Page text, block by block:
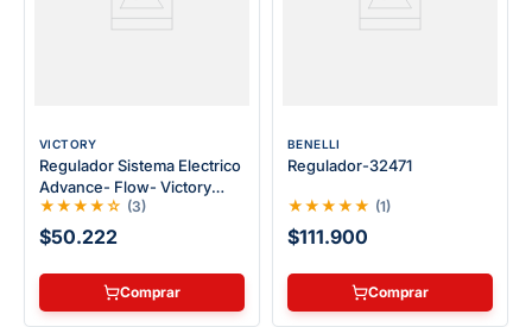
VICTORY
Regulador Sistema Electrico
Advance- Flow- Victory
One
★★★★☆ (3)
$50.222
Comprar
BENELLI
Regulador-32471
★★★★★ (1)
$111.900
Comprar